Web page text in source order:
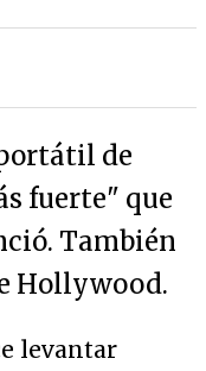
de
fuerte" que
También
Hollywood.
levantar